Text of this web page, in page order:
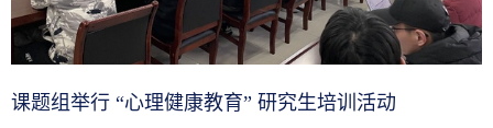
课题组举行 “心理健康教育” 研究生培训活动